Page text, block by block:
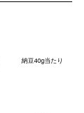
納豆40g当たり